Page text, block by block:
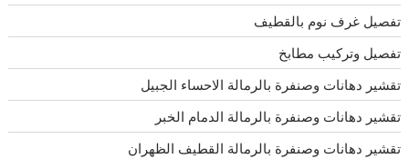
تفصيل غرف نوم بالقطيف
تفصيل وتركيب مطابخ
تقشير دهانات وصنفرة بالرمالة الاحساء الجبيل
تقشير دهانات وصنفرة بالرمالة الدمام الخبر
تقشير دهانات وصنفرة بالرمالة القطيف الظهران